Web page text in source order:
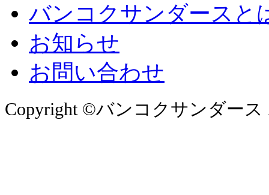
バンコクサンダースと
お知らせ
お問い合わせ
Copyright ©バンコクサンダース